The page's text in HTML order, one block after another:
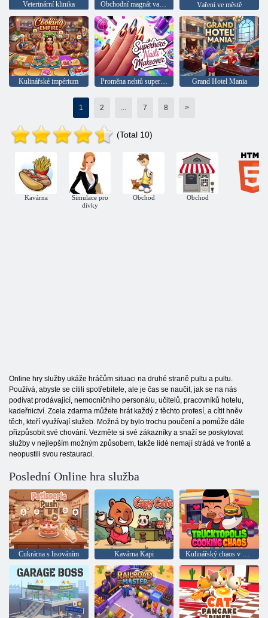
Veterinární klinika Obchodní magnát vaření koblih Vaření ve městě
Kulinářské impérium Proměna nehtů superhrdiny Grand Hotel Mania
1 2 7 8 >
(Total 10)
Kavárna
Simulace pro
dívky
Obchod Obchod
Online hry služby ukáže hráčům situaci na druhé straně pultu a pultu.
Používá, abyste se cítili spotřebitele, ale je čas se naučit, jak se na nás
podívat prodávající, nemocničního personálu, učitelů, pracovníků hotelu,
kadeřnictví. Zcela zdarma můžete hrát každý z těchto profesí, a cítit hněv
těch, kteří využívají služeb. Možná by bylo trochu poučení a pomůže dále
přizpůsobit své chování. Vezměte si své zákazníky a snaží se poskytovat
služby v nejlepším možným způsobem, takže lidé nemají strádá ve frontě a
neopustili svou restauraci.
Poslední Online hra služba
Cukrárna s lisováním Kavárna Kapi Kulinářský chaos v Tractopoli